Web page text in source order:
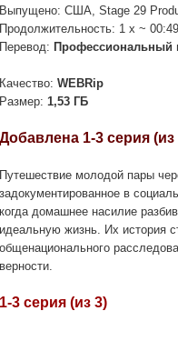
Выпущено: США, Stage 29
Продолжительность: 1 x ~
Перевод: Профессиональный
Качество: WEBRip
Размер: 1,53 ГБ
Добавлена 1-3 серия (из
Путешествие молодой пары
задокументированное в
когда домашнее насилие
идеальную жизнь. Их история
общенационального
верности.
1-3 серия (из 3)